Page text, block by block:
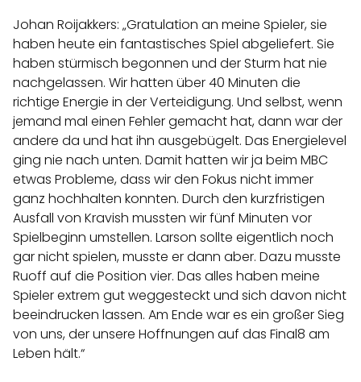
Johan Roijakkers: „Gratulation an meine Spieler, sie
haben heute ein fantastisches Spiel abgeliefert. Sie
haben stürmisch begonnen und der Sturm hat nie
nachgelassen. Wir hatten über 40 Minuten die
richtige Energie in der Verteidigung. Und selbst, wenn
jemand mal einen Fehler gemacht hat, dann war der
andere da und hat ihn ausgebügelt. Das Energielevel
ging nie nach unten. Damit hatten wir ja beim MBC
etwas Probleme, dass wir den Fokus nicht immer
ganz hochhalten konnten. Durch den kurzfristigen
Ausfall von Kravish mussten wir fünf Minuten vor
Spielbeginn umstellen. Larson sollte eigentlich noch
gar nicht spielen, musste er dann aber. Dazu musste
Ruoff auf die Position vier. Das alles haben meine
Spieler extrem gut weggesteckt und sich davon nicht
beeindrucken lassen. Am Ende war es ein großer Sieg
von uns, der unsere Hoffnungen auf das Final8 am
Leben hält.“